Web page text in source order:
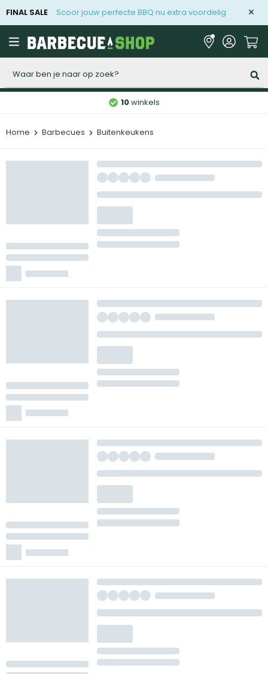
FINAL SALE Scoor jouw perfecte BBQ nu extra voordelig
10winkels
Home Barbecues Buitenkeukens